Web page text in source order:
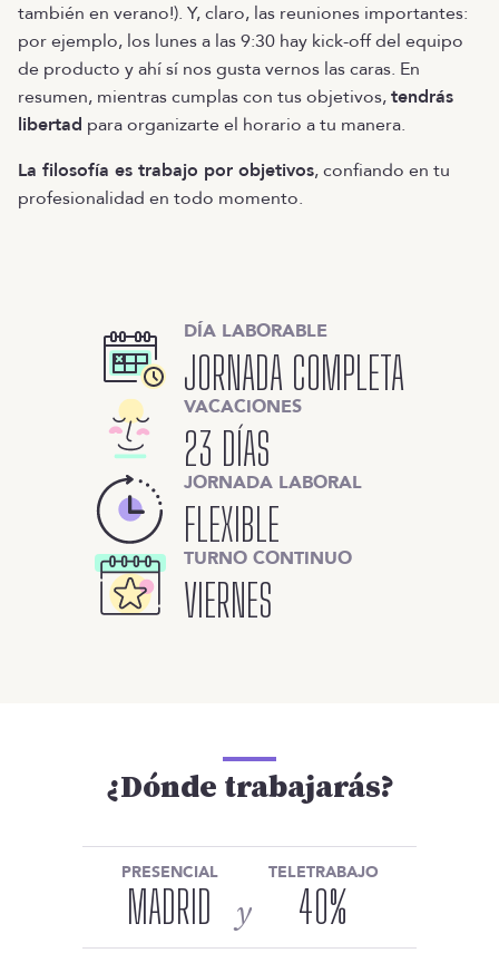
también en verano!). Y, claro, las reuniones importantes:
por ejemplo, los lunes a las 9:30 hay kick-off del equipo
de producto y ahí sí nos gusta vernos las caras. En
resumen, mientras cumplas con tus objetivos,tendrás
libertad para organizarte el horario a tu manera.
La filosofía es trabajo por objetivos, confiando en tu
profesionalidad en todo momento.
DÍA LABORABLE
JORNADA COMPLETA
VACACIONES
23 DÍAS
JORNADA LABORAL
FLEXIBLE
TURNO CONTINUO
VIERNES
¿Dónde trabajarás?
PRESENCIAL
MADRID y
TELETRABAJO
40%